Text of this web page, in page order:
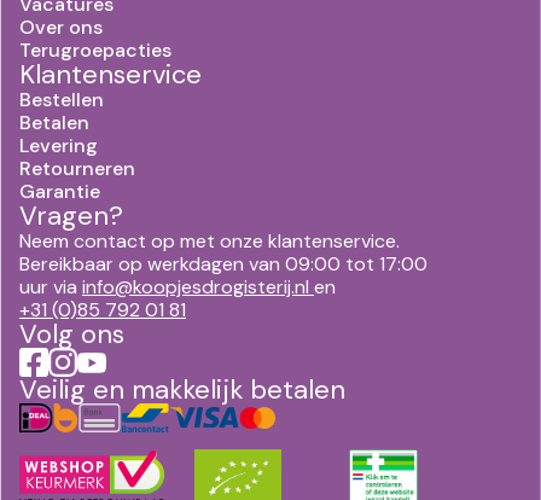
Over ons
Terugroepacties
Klantenservice
Bestellen
Betalen
Levering
Retourneren
Garantie
Vragen?
Neem contact op met onze klantenservice.
Bereikbaar op werkdagen van 09:00 tot 17:00
uur via info@koopjesdrogisterij.nl en
+31 (0)85 792 01 81
Volg ons
Veilig en makkelijk betalen